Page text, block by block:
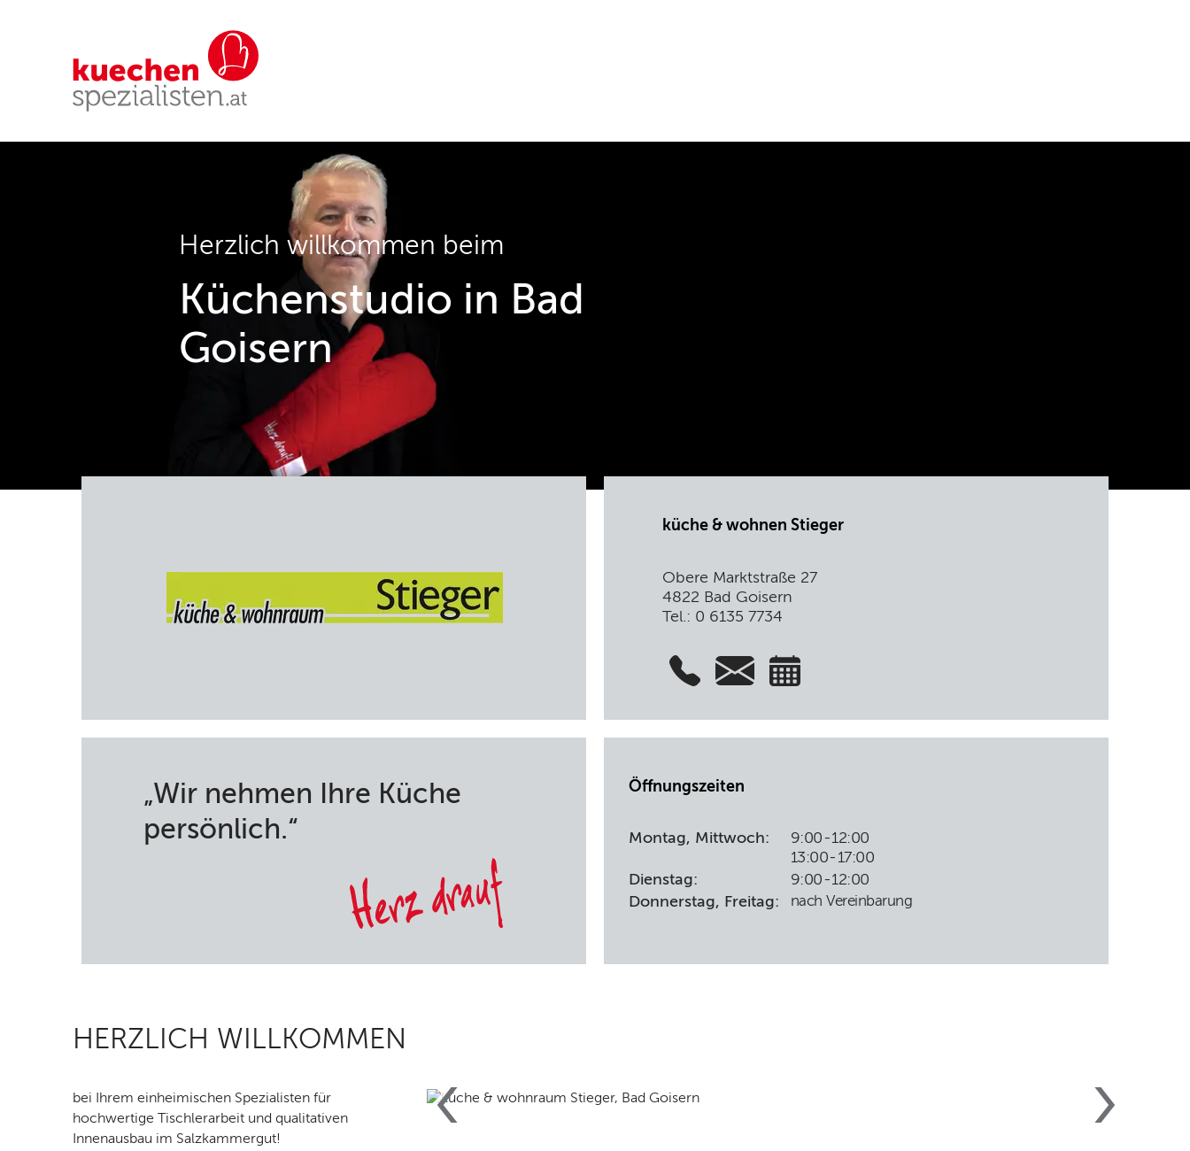
Herzlich willkommen beim
Küchenstudio in Bad
Goisern
küche & wohnen Stieger
Obere Marktstraße 27
4822 Bad Goisern
Tel.: 0 6135 7734
Öffnungszeiten
Montag, Mittwoch: 9:00 -12:00
13:00- 17:00
Dienstag:
9:00 -12:00
Donnerstag, Freitag:
nach Vereinbarung
„Wir nehmen Ihre Küche
persönlich.“
HERZLICH WILLKOMMEN
bei Ihrem einheimischen Spezialisten für
hochwertige Tischlerarbeit und qualitativen
Innenausbau im Salzkammergut!